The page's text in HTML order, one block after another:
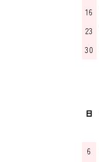
16
23
30
日
6